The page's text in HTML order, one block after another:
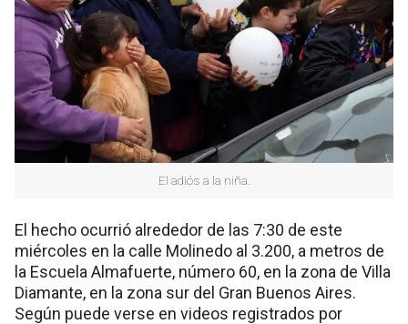
El adiós a la niña.
El hecho ocurrió alrededor de las 7:30 de este
miércoles en la calle Molinedo al 3.200, a metros de
la Escuela Almafuerte, número 60, en la zona de Villa
Diamante, en la zona sur del Gran Buenos Aires.
Según puede verse en videos registrados por